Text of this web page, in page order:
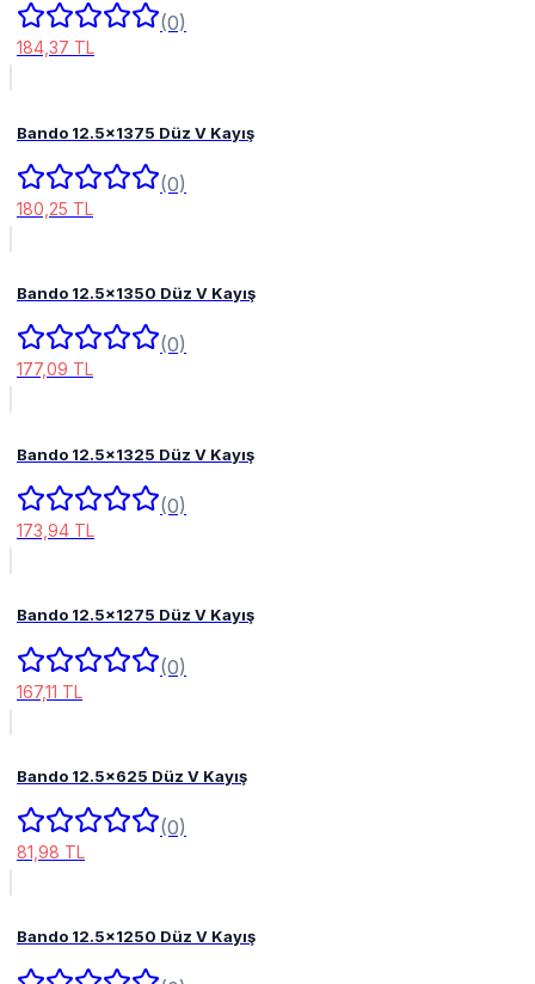
(0)
184,37 TL
Bando 12.5x1375 Düz V Kayış
(0)
180,25 TL
Bando 12.5x1350 Düz V Kayış
(0)
177,09 TL
Bando 12.5x1325 Düz V Kayış
(0)
173,94 TL
Bando 12.5x1275 Düz V Kayış
(0)
167,11 TL
Bando 12.5x625 Düz V Kayış
(0)
81,98 TL
Bando 12.5x1250 Düz V Kayış